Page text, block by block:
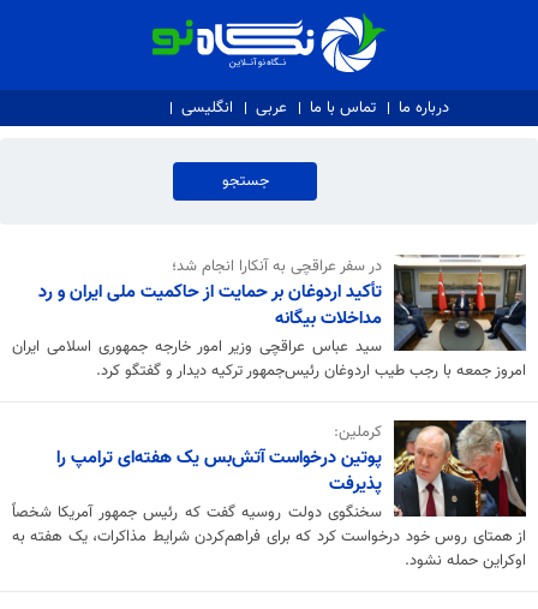
نگاه نو
درباره ما تماس با ما عربی انگلیسی
در سفر عراقچی به آنکارا انجام شد؛
تأکید اردوغان بر حمایت از حاکمیت ملی ایران و رد
مداخلات بیگانه
سید عباس عراقچی وزیر امور خارجه جمهوری اسلامی ایران
امروز جمعه با رجب طیب اردوغان رئیس‌جمهور ترکیه دیدار و گفتگو کرد.
کرملین:
پوتین درخواست آتش‌بس یک هفته‌ای ترامپ را
پذیرفت
سخنگوی دولت روسیه گفت که رئیس جمهور آمریکا شخصاً
از همتای روس خود درخواست کرد که برای فراهم‌کردن شرایط مذاکرات، یک هفته به
اوکراین حمله نشود.